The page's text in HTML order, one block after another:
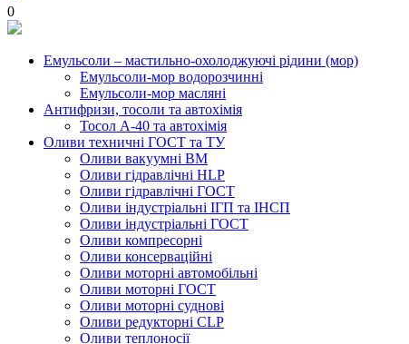
0
Емульсоли – мастильно-охолоджуючі рідини (мор)
Емульсоли-мор водорозчинні
Емульсоли-мор масляні
Антифризи, тосоли та автохімія
Тосол А-40 та автохімія
Оливи техничні ГОСТ та ТУ
Оливи вакуумні ВМ
Оливи гідравлічні HLP
Оливи гідравлічні ГОСТ
Оливи індустріальні ІГП та ІНСП
Оливи індустріальні ГОСТ
Оливи компресорні
Оливи консерваційні
Оливи моторні автомобільні
Оливи моторні ГОСТ
Оливи моторні суднові
Оливи редукторні CLP
Оливи теплоносії